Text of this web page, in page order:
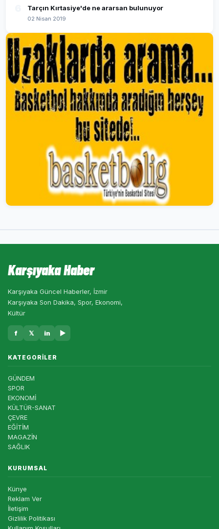
Tarçın Kırtasiye'de ne ararsan bulunuyor
02 Nisan 2019
Karşıyaka Haber
Karşıyaka Güncel Haberler, İzmir
Karşıyaka Son Dakika, Spor, Ekonomi,
Kültür
f 𝕏 in ▶
KATEGORILER
GÜNDEM
SPOR
EKONOMİ
KÜLTÜR-SANAT
ÇEVRE
EĞİTİM
MAGAZİN
SAĞLIK
KURUMSAL
Künye
Reklam Ver
İletişim
Gizlilik Politikası